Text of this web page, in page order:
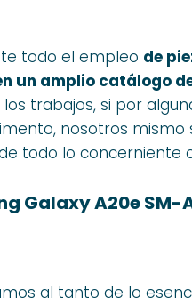
todo el empleo de
un amplio catálogo
trabajos, si por
nosotros
todo lo concerniente
Galaxy A20e SM-
al tanto de lo